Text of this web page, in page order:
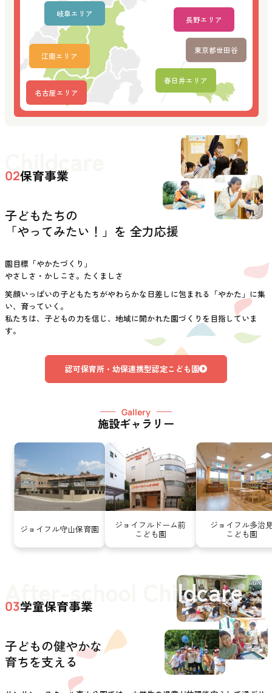
名古屋エリア
江南エリア
春日井エリア
岐阜エリア
長野エリア
東京都世田谷
Childcare
02保育事業
子どもたちの
「やってみたい！」を 全力応援
園目標「やかたづくり」
やさしさ・かしこさ。たくましさ
笑顔いっぱいの子どもたちがやわらかな日差しに包まれる「やかた」に集
い、育っていく。
私たちは、子どもの力を信じ、地域に開かれた園づくりを目指していま
す。
認可保育所・幼保連携型認定こども園
Gallery
施設ギャラリー
ジョイフル守山保育園 ジョイフルドーム前
こども園
ジョイフル多治
こども園
After-school Childcare
03学童保育事業
子どもの健やかな
育ちを支える